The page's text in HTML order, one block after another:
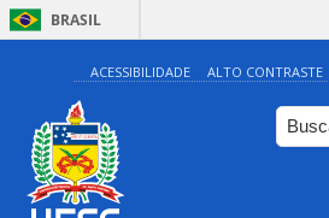
BRASIL
ACESSIBILIDADE ALTO CONTRASTE